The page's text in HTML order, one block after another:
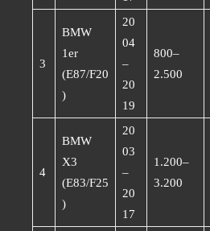
3
BMW
1er
(E87/F20
)
20
04
–
20
19
800–
2.500
4
BMW
X3
(E83/F25
)
20
03
–
20
17
1.200–
3.200